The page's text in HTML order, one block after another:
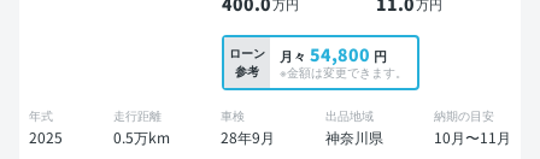
ローン
参考
月々 54,800 円
※金額は変更できます。
年式
2025
走行距離
0.5万km
車検
28年9月
出品地域
神奈川県
納期の目安
10月〜11月